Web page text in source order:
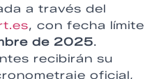
a través del
, con fecha límite
de 2025.
recibirán su
oficial,